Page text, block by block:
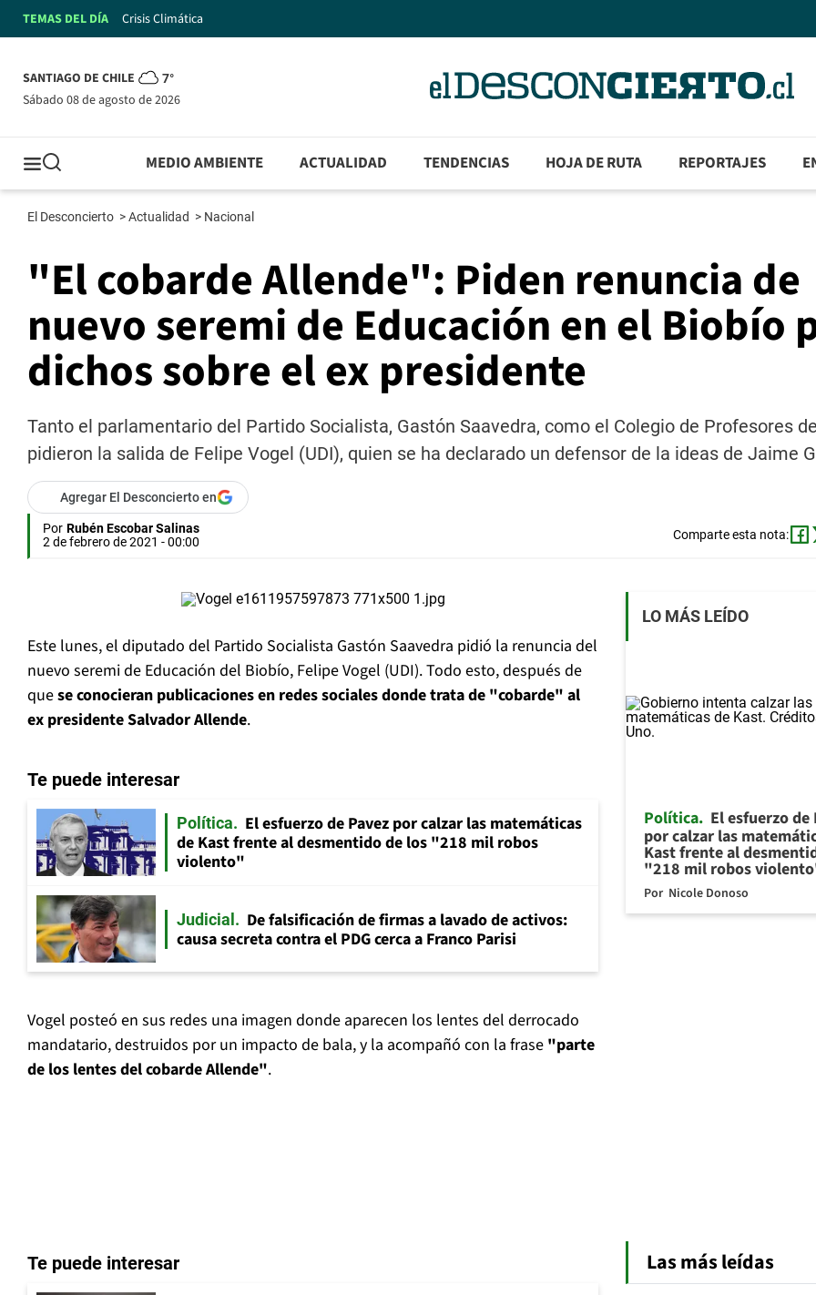
TEMAS DEL DÍA Crisis Climática
SANTIAGO DE CHILE 7°
sábado 08 de agosto de 2026
MEDIO AMBIENTE ACTUALIDAD TENDENCIAS HOJA DE RUTA REPORTAJES
El Desconcierto >Actualidad > Nacional
"El cobarde Allende": Piden renuncia de
nuevo seremi de Educación en el Biobío
dichos sobre el ex presidente
Tanto el parlamentario del Partido Socialista, Gastón Saavedra, como el Colegio de Profesores
pidieron la salida de Felipe Vogel (UDI), quien se ha declarado un defensor de la ideas de Jaime
Agregar El Desconcierto en
Por Rubén Escobar Salinas
2 de febrero de 2021 - 00:00
Comparte esta nota:
Este lunes, el diputado del Partido Socialista Gastón Saavedra pidió la renuncia del
nuevo seremi de Educación del Biobío, Felipe Vogel (UDI). Todo esto, después de
quese conocieran publicaciones en redes sociales donde trata de "cobarde" al
ex presidente Salvador Allende.
Te puede interesar
Política
El esfuerzo de Pavez por calzar las matemáticas
de Kast frente al desmentido de los "218 mil robos
violento"
Judicial
De falsificación de firmas a lavado de activos:
causa secreta contra el PDG cerca a Franco Parisi
Vogel posteó en sus redes una imagen donde aparecen los lentes del derrocado
mandatario, destruidos por un impacto de bala, y la acompañó con la frase "parte
de los lentes del cobarde Allende".
Te puede interesar
LO MÁS LEÍDO
Política El esfuerzo de
por calzar las
Kast frente al
"218 mil robos
Por Nicole Donoso
Las más leídas